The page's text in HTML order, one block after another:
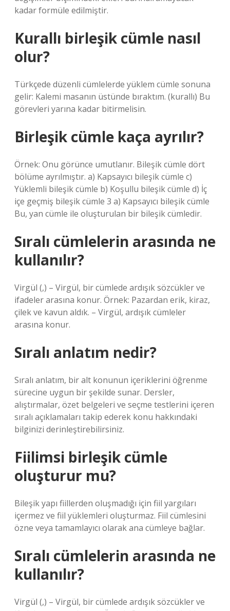
kadar formüle edilmiştir.
Kurallı birleşik cümle nasıl
olur?
Türkçede düzenli cümlelerde yüklem cümle sonuna
gelir: Kalemi masanın üstünde bıraktım. (kurallı) Bu
görevleri yarına kadar bitirmelisin.
Birleşik cümle kaça ayrılır?
Örnek: Onu görünce umutlanır. Bileşik cümle dört
bölüme ayrılmıştır. a) Kapsayıcı bileşik cümle c)
Yüklemli bileşik cümle b) Koşullu bileşik cümle d) İç
içe geçmiş bileşik cümle 3 a) Kapsayıcı bileşik cümle
Bu, yan cümle ile oluşturulan bir bileşik cümledir.
Sıralı cümlelerin arasında ne
kullanılır?
Virgül (,) – Virgül, bir cümlede ardışık sözcükler ve
ifadeler arasına konur. Örnek: Pazardan erik, kiraz,
çilek ve kavun aldık. – Virgül, ardışık cümleler
arasına konur.
Sıralı anlatım nedir?
Sıralı anlatım, bir alt konunun içeriklerini öğrenme
sürecine uygun bir şekilde sunar. Dersler,
alıştırmalar, özet belgeleri ve seçme testlerini içeren
sıralı açıklamaları takip ederek konu hakkındaki
bilginizi derinleştirebilirsiniz.
Fiilimsi birleşik cümle
oluşturur mu?
Bileşik yapı fiillerden oluşmadığı için fiil yargıları
içermez ve fiil yüklemleri oluşturmaz. Fiil cümlesini
özne veya tamamlayıcı olarak ana cümleye bağlar.
Sıralı cümlelerin arasında ne
kullanılır?
Virgül (,) – Virgül, bir cümlede ardışık sözcükler ve